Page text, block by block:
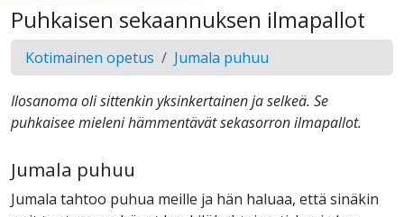
Puhkaisen sekaannuksen ilmapallot
Kotimainen opetus Jumala puhuu
Ilosanoma oli sittenkin yksinkertainen ja selkeä. Se
puhkaisee mieleni hämmentävät sekasorron ilmapallot.
Jumala puhuu
Jumala tahtoo puhua meille ja hän haluaa, että sinäkin